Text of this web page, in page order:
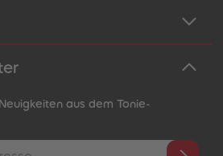
aus dem Tonie-